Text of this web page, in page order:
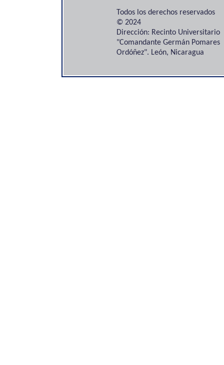
Todos los derechos reservados
© 2024
Dirección: Recinto Universitario
"Comandante Germán Pomares
Ordóñez". León, Nicaragua